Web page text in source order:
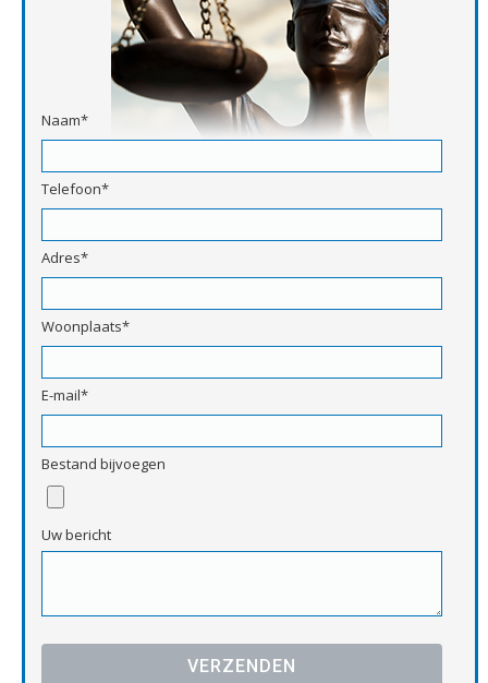
Naam*
Telefoon*
Adres*
Woonplaats*
E-mail*
Bestand bijvoegen
Uw bericht
Gelieve dit veld leeg te laten.